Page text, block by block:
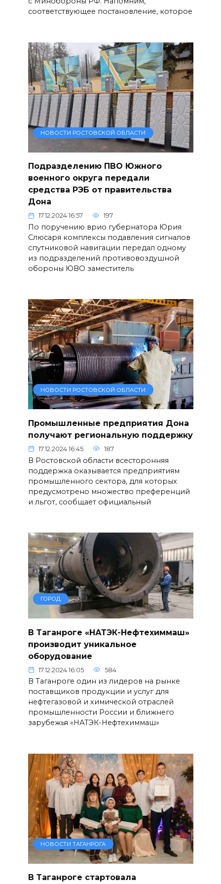
соответствующее постановление, которое
НОВОСТИ РОСТОВСКОЙ ОБЛАСТИ
Подразделению ПВО Южного
военного округа передали
средства РЭБ от правительства
Дона
17.12.2024 16:57 197
По поручению врио губернатора Юрия
Слюсаря комплексы подавления сигналов
спутниковой навигации передал одному
из подразделений противовоздушной
обороны ЮВО заместитель
НОВОСТИ РОСТОВСКОЙ ОБЛАСТИ
Промышленные предприятия Дона
получают региональную поддержку
17.12.2024 16:45 187
В Ростовской области всесторонняя
поддержка оказывается предприятиям
промышленного сектора, для которых
предусмотрено множество преференций
и льгот, сообщает официальный
ГОРОД
В Таганроге «НАТЭК-Нефтехиммаш»
производит уникальное
оборудование
17.12.2024 16:05 584
В Таганроге один из лидеров на рынке
поставщиков продукции и услуг для
нефтегазовой и химической отраслей
промышленности России и ближнего
зарубежья «НАТЭК-Нефтехиммаш»
НОВОСТИ ТАГАНРОГА
В Таганроге стартовала